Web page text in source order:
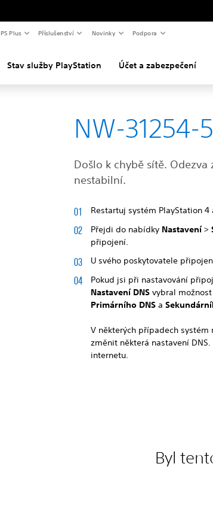
PS Plus Příslušenství Novinky Podpora
Stav služby PlayStation Účet a zabezpečení
NW-31254-5
Došlo k chybě sítě. Odezva
nestabilní.
Restartuj systém PlayStation
Přejdi do nabídky Nastavení>
připojení.
U svého poskytovatele
Pokud jsi při nastavování
Nastavení DNS vybral možnost
Primárního DNS a
V některých případech systém
změnit některá nastavení
internetu.
Byl